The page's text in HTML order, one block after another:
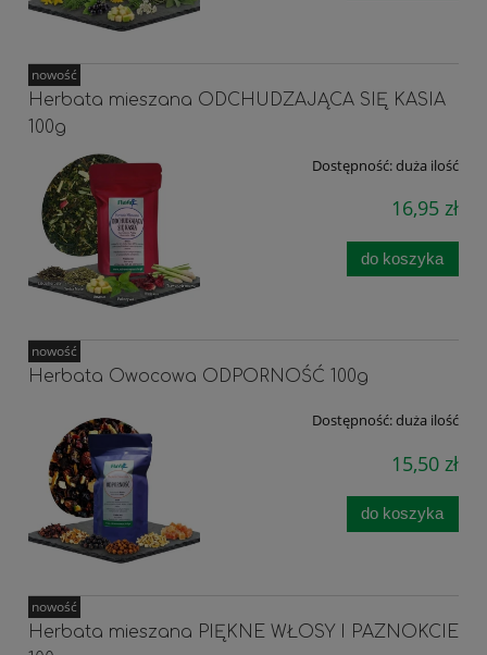
Herbata mieszana ODCHUDZAJĄCA SIĘ KASIA
100g
Dostępność:duża ilość
16,95 zł
do koszyka
nowość
Herbata Owocowa ODPORNOŚĆ 100g
Dostępność:duża ilość
15,50 zł
do koszyka
nowość
Herbata mieszana PIĘKNE WŁOSY I PAZNOKCIE
nowość